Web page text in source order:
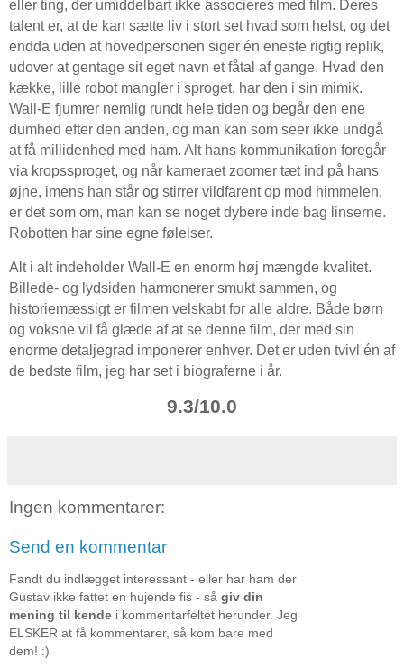
eller ting, der umiddelbart ikke associeres med film. Deres
talent er, at de kan sætte liv i stort set hvad som helst, og det
endda uden at hovedpersonen siger én eneste rigtig replik,
udover at gentage sit eget navn et fåtal af gange. Hvad den
kække, lille robot mangler i sproget, har den i sin mimik.
Wall-E fjumrer nemlig rundt hele tiden og begår den ene
dumhed efter den anden, og man kan som seer ikke undgå
at få millidenhed med ham. Alt hans kommunikation foregår
via kropssproget, og når kameraet zoomer tæt ind på hans
øjne, imens han står og stirrer vildfarent op mod himmelen,
er det som om, man kan se noget dybere inde bag linserne.
Robotten har sine egne følelser.
Alt i alt indeholder Wall-E en enorm høj mængde kvalitet.
Billede- og lydsiden harmonerer smukt sammen, og
historiemæssigt er filmen velskabt for alle aldre. Både børn
og voksne vil få glæde af at se denne film, der med sin
enorme detaljegrad imponerer enhver. Det er uden tvivl én af
de bedste film, jeg har set i biograferne i år.
9.3/10.0
Ingen kommentarer:
Send en kommentar
Fandt du indlægget interessant - eller har ham der
Gustav ikke fattet en hujende fis - så giv din
mening til kende i kommentarfeltet herunder. Jeg
ELSKER at få kommentarer, så kom bare med
dem! :)